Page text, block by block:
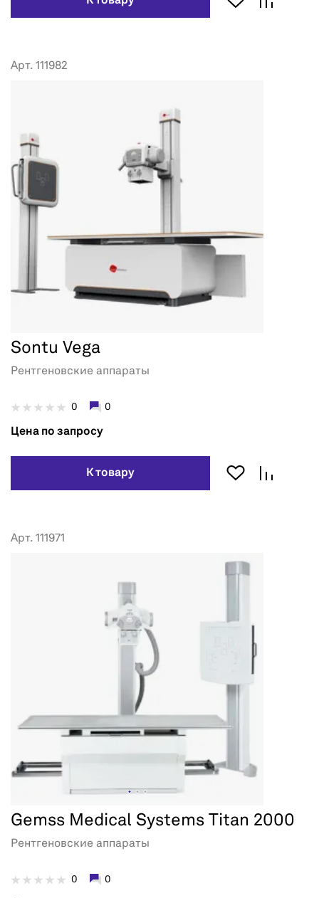
Арт. 111982
Sontu Vega
Рентгеновские аппараты
0 0
Цена по запросу
К товару
Арт. 111971
Gemss Medical Systems Titan 2000
Рентгеновские аппараты
0 0